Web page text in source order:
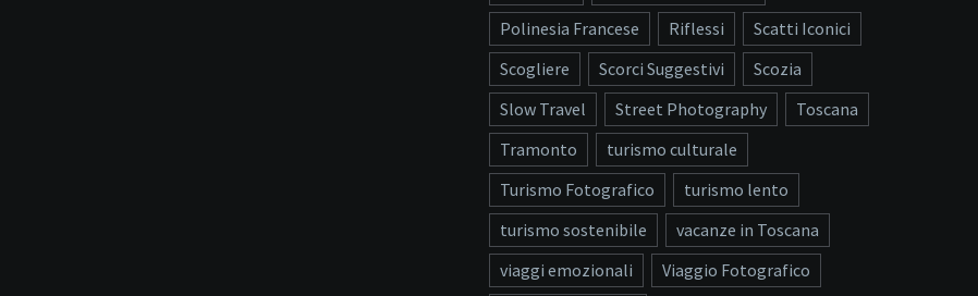
Polinesia Francese
Riflessi
Scatti Iconici
Scogliere
Scorci Suggestivi
Scozia
Slow Travel
Street Photography
Toscana
Tramonto
turismo culturale
Turismo Fotografico
turismo lento
turismo sostenibile
vacanze in Toscana
viaggi emozionali
Viaggio Fotografico